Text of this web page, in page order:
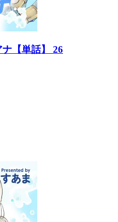
【単話】 26